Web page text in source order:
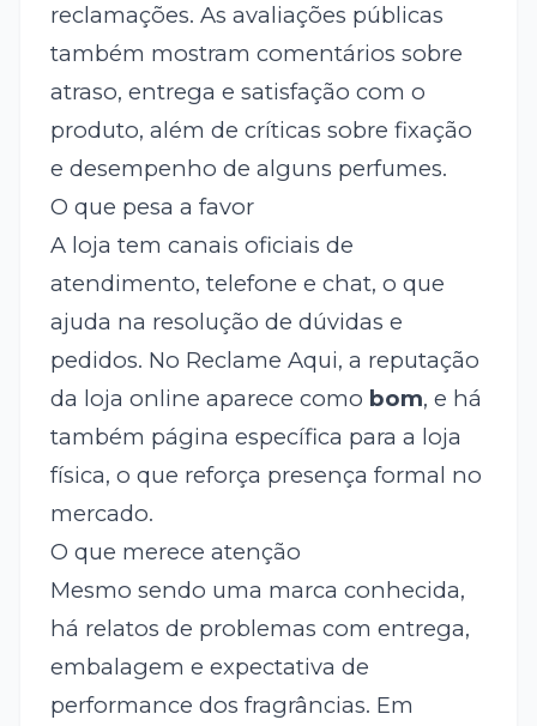
reclamações. As avaliações públicas
também mostram comentários sobre
atraso, entrega e satisfação com o
produto, além de críticas sobre fixação
e desempenho de alguns perfumes.
O que pesa a favor
A loja tem canais oficiais de
atendimento, telefone e chat, o que
ajuda na resolução de dúvidas e
pedidos. No Reclame Aqui, a reputação
da loja online aparece como bom, e há
também página específica para a loja
física, o que reforça presença formal no
mercado.
O que merece atenção
Mesmo sendo uma marca conhecida,
há relatos de problemas com entrega,
embalagem e expectativa de
performance dos fragrâncias. Em